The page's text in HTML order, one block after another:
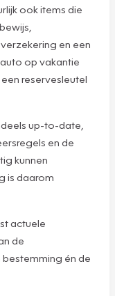
ook items die
en een
op vakantie
reservesleutel
up-to-date,
en de
kunnen
is daarom
actuele
de
én de